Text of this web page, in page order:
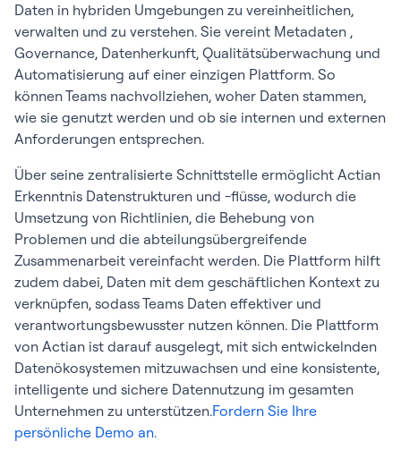
Daten in hybriden Umgebungen zu vereinheitlichen,
verwalten und zu verstehen. Sie vereint Metadaten ,
Governance, Datenherkunft, Qualitätsüberwachung und
Automatisierung auf einer einzigen Plattform. So
können Teams nachvollziehen, woher Daten stammen,
wie sie genutzt werden und ob sie internen und externen
Anforderungen entsprechen.
Über seine zentralisierte Schnittstelle ermöglicht Actian
Erkenntnis Datenstrukturen und -flüsse, wodurch die
Umsetzung von Richtlinien, die Behebung von
Problemen und die abteilungsübergreifende
Zusammenarbeit vereinfacht werden. Die Plattform hilft
zudem dabei, Daten mit dem geschäftlichen Kontext zu
verknüpfen, sodass Teams Daten effektiver und
verantwortungsbewusster nutzen können. Die Plattform
von Actian ist darauf ausgelegt, mit sich entwickelnden
Datenökosystemen mitzuwachsen und eine konsistente,
intelligente und sichere Datennutzung im gesamten
Unternehmen zu unterstützen.Fordern Sie Ihre
persönliche Demo an.